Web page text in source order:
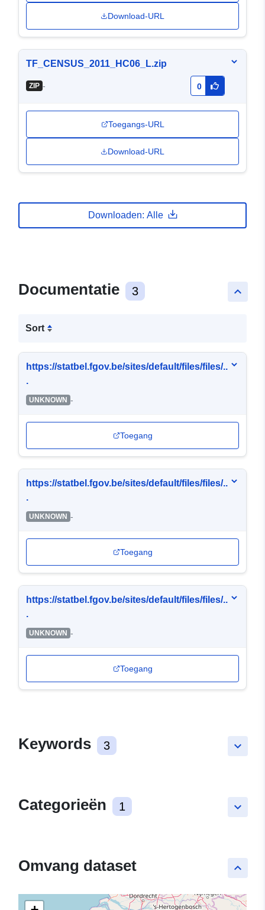
Download-URL
TF_CENSUS_2011_HC06_L.zip
ZIP - 0
Toegangs-URL
Download-URL
Downloaden: Alle
keyboard_arrow_up
Documentatie 3
Sort
https://statbel.fgov.be/sites/default/files/files/..
.
UNKNOWN -
Toegang
https://statbel.fgov.be/sites/default/files/files/..
.
UNKNOWN -
Toegang
https://statbel.fgov.be/sites/default/files/files/..
.
UNKNOWN -
Toegang
keyboard_arrow_down
Keywords 3
keyboard_arrow_down
Categorieën 1
keyboard_arrow_up
Omvang dataset